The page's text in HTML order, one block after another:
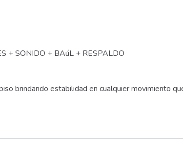
+ SONIDO + BAúL + RESPALDO
brindando estabilidad en cualquier movimiento